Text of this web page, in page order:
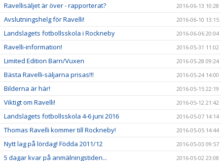
Ravellisäljet är över - rapporterat? 2016-06-13 10:28
Avslutningshelg för Ravelli! 2016-06-10 13:15
Landslagets fotbollsskola i Rockneby 2016-06-06 20:04
Ravelli-information! 2016-05-31 11:02
Limited Edition Barn/Vuxen 2016-05-28 09:24
Bästa Ravelli-säljarna prisas!!! 2016-05-24 14:00
Bilderna är här! 2016-05-15 22:19
Viktigt om Ravelli! 2016-05-12 21:42
Landslagets fotbollsskola 4-6 juni 2016 2016-05-07 14:14
Thomas Ravelli kommer till Rockneby! 2016-05-05 14:44
Nytt lag på lördag! Födda 2011/12 2016-05-03 09:57
5 dagar kvar på anmälningstiden... 2016-05-02 23:08